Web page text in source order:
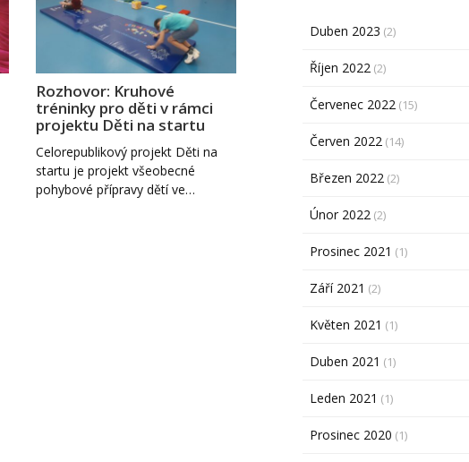
Rozhovor: Kruhové
tréninky pro děti v rámci
projektu Děti na startu
Celorepublikový projekt Děti na
startu je projekt všeobecné
pohybové přípravy dětí ve…
Duben 2023 (2)
Říjen 2022(2)
Červenec 2022(15)
Červen 2022(14)
Březen 2022(2)
Únor 2022(2)
Prosinec 2021 (1)
Září 2021 (2)
Květen 2021 (1)
Duben 2021 (1)
Leden 2021 (1)
Prosinec 2020 (1)